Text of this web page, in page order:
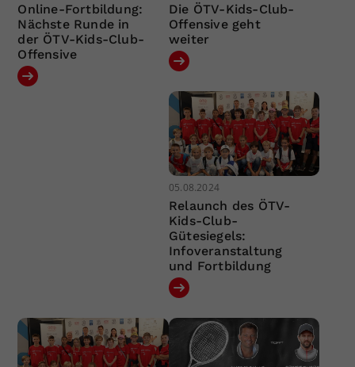
Online-Fortbildung:
Nächste Runde in
der ÖTV-Kids-Club-
Offensive
Die ÖTV-Kids-Club-
Offensive geht
weiter
05.08.2024
Relaunch des ÖTV-
Kids-Club-
Gütesiegels:
Infoveranstaltung
und Fortbildung